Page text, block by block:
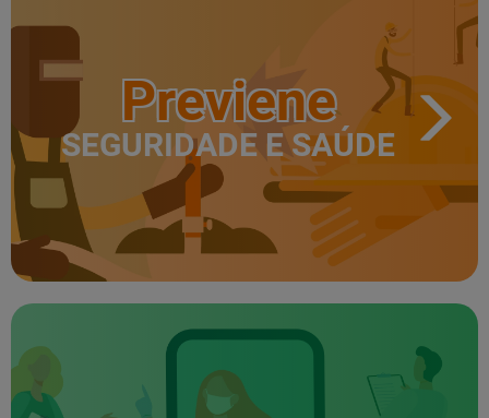
Previene
SEGURIDADE E SAÚDE